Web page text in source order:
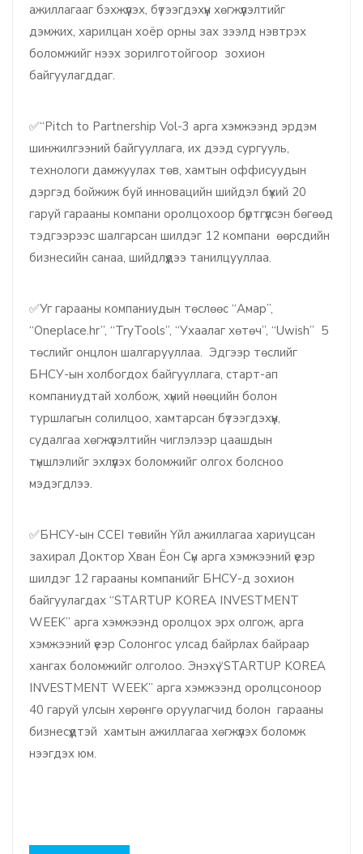
ажиллагааг бэхжүүлэх, бүтээгдэхүүн хөгжүүлэлтийг
дэмжих, харилцан хоёр орны зах зээлд нэвтрэх
боломжийг нээх зорилготойгоор зохион
байгуулагддаг.
✅“Pitch to Partnership Vol-3 арга хэмжээнд эрдэм
шинжилгээний байгууллага, их дээд сургууль,
технологи дамжуулах төв, хамтын оффисуудын
дэргэд бойжиж буй инновацийн шийдэл бүхий 20
гаруй гарааны компани оролцохоор бүртгүүлсэн бөгөөд
тэдгээрээс шалгарсан шилдэг 12 компани өөрсдийн
бизнесийн санаа, шийдлүүдээ танилцууллаа.
✅Уг гарааны компаниудын төслөөс “Амар”,
“Oneplace.hr”, “TryTools”, “Ухаалаг хөтөч”, “Uwish” 5
төслийг онцлон шалгарууллаа. Эдгээр төслийг
БНСУ-ын холбогдох байгууллага, старт-ап
компаниудтай холбож, хүний нөөцийн болон
туршлагын солилцоо, хамтарсан бүтээгдэхүүн,
судалгаа хөгжүүлэлтийн чиглэлээр цаашдын
түншлэлийг эхлүүлэх боломжийг олгох болсноо
мэдэгдлээ.
✅БНСУ-ын CCEI төвийн Үйл ажиллагаа хариуцсан
захирал Доктор Хван Ёон Сүн арга хэмжээний үеэр
шилдэг 12 гарааны компанийг БНСУ-д зохион
байгуулагдах “STARTUP KOREA INVESTMENT
WEEK” арга хэмжээнд оролцох эрх олгож, арга
хэмжээний үеэр Солонгос улсад байрлах байраар
хангах боломжийг олголоо. Энэхүү “STARTUP KOREA
INVESTMENT WEEK” арга хэмжээнд оролцсoноор
40 гаруй улсын хөрөнгө оруулагчид болон гарааны
бизнесүүдтэй хамтын ажиллагаа хөгжүүлэх боломж
нээгдэх юм.